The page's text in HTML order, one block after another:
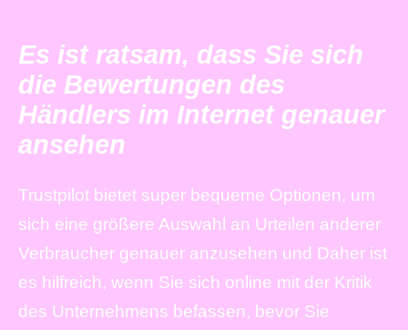
Es ist ratsam, dass Sie sich
die Bewertungen des
Händlers im Internet genauer
ansehen
Trustpilot bietet super bequeme Optionen, um
sich eine größere Auswahl an Urteilen anderer
Verbraucher genauer anzusehen und Daher ist
es hilfreich, wenn Sie sich online mit der Kritik
des Unternehmens befassen, bevor Sie